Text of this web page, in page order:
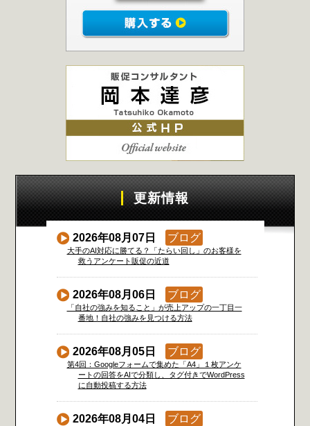
更新情報
2026年08月07日 ブログ
大手のAI対応に勝てる？「たらい回し」のお客様を
救うアンケート販促の近道
2026年08月06日 ブログ
「自社の強みを知ること」が売上アップの一丁目一
番地！自社の強みを見つける方法
2026年08月05日 ブログ
第4回：Googleフォームで集めた「A4」１枚アンケ
ートの回答をAIで分類し、タグ付きでWordPress
に自動投稿する方法
2026年08月04日 ブログ